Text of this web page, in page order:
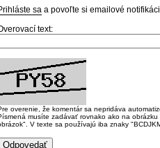
sa a povoľte si emailové
text:
overenie, že komentár sa nepridáva
musíte zadávať rovnako ako na
V texte sa používajú iba znaky